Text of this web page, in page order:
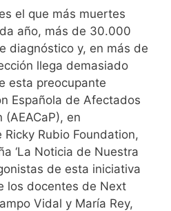
el que más muertes
año, más de 30.000
diagnóstico y, en más de
llega demasiado
esta preocupante
Española de Afectados
en
Rubio Foundation,
‘La Noticia de Nuestra
de esta iniciativa
los docentes de Next
Vidal y María Rey,